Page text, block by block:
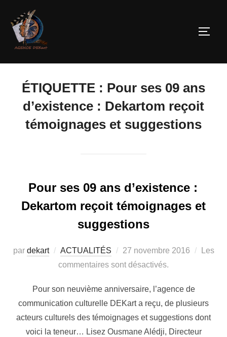
ÉTIQUETTE : Pour ses 09 ans
d’existence : Dekartom reçoit
témoignages et suggestions
Pour ses 09 ans d’existence :
Dekartom reçoit témoignages et
suggestions
par dekart ACTUALITÉS 27 novembre 2016
Les
commentaires sont désactivés.
Pour son neuvième anniversaire, l’agence de
communication culturelle DEKart a reçu, de plusieurs
acteurs culturels des témoignages et suggestions dont
voici la teneur… Lisez Ousmane Alédji, Directeur